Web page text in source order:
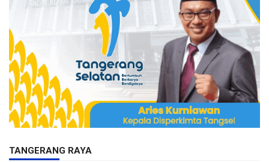
TANGERANG RAYA